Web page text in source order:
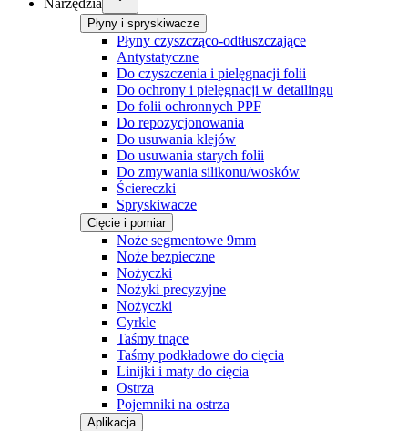
Narzędzia
Płyny i spryskiwacze
Płyny czyszcząco-odtłuszczające
Antystatyczne
Do czyszczenia i pielęgnacji folii
Do ochrony i pielęgnacji w detailingu
Do folii ochronnych PPF
Do repozycjonowania
Do usuwania klejów
Do usuwania starych folii
Do zmywania silikonu/wosków
Ściereczki
Spryskiwacze
Cięcie i pomiar
Noże segmentowe 9mm
Noże bezpieczne
Nożyczki
Nożyki precyzyjne
Nożyczki
Cyrkle
Taśmy tnące
Taśmy podkładowe do cięcia
Linijki i maty do cięcia
Ostrza
Pojemniki na ostrza
Aplikacja